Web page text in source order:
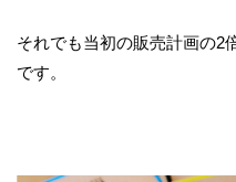
それでも当初の販売計画の2
です。